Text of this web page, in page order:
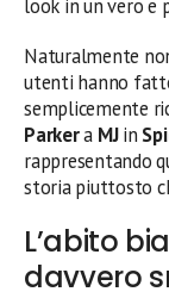
look in un vero e
Naturalmente
utenti hanno
semplicemente
Parkera MJin
rappresentando
storia piuttosto
L’abito
davvero